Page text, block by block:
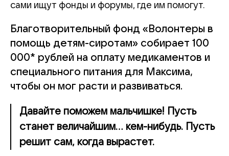
сами ищут фонды и форумы, где им помогут.
Благотворительный фонд «Волонтеры в
помощь детям-сиротам» собирает 100
000* рублей на оплату медикаментов и
специального питания для Максима,
чтобы он мог расти и развиваться.
Давайте поможем мальчишке! Пусть
станет величайшим... кем-нибудь. Пусть
решит сам, когда вырастет.